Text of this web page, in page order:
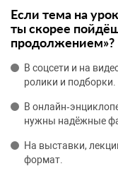
Если тема на
ты скорее
продолжением»?
В соцсети и на
ролики и подборки.
В
нужны надёжные
На выставки,
формат.